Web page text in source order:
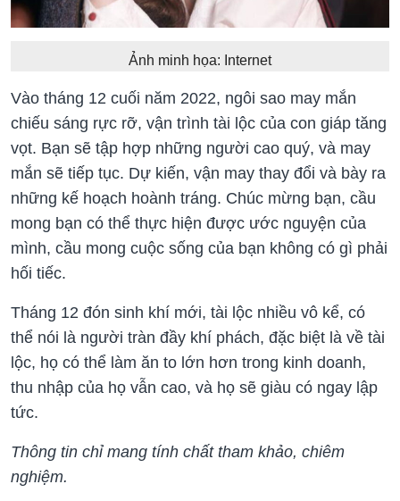
Ảnh minh họa: Internet
Vào tháng 12 cuối năm 2022, ngôi sao may mắn
chiếu sáng rực rỡ, vận trình tài lộc của con giáp tăng
vọt. Bạn sẽ tập hợp những người cao quý, và may
mắn sẽ tiếp tục. Dự kiến, vận may thay đổi và bày ra
những kế hoạch hoành tráng. Chúc mừng bạn, cầu
mong bạn có thể thực hiện được ước nguyện của
mình, cầu mong cuộc sống của bạn không có gì phải
hối tiếc.
Tháng 12 đón sinh khí mới, tài lộc nhiều vô kể, có
thể nói là người tràn đầy khí phách, đặc biệt là về tài
lộc, họ có thể làm ăn to lớn hơn trong kinh doanh,
thu nhập của họ vẫn cao, và họ sẽ giàu có ngay lập
tức.
Thông tin chỉ mang tính chất tham khảo, chiêm
nghiệm.